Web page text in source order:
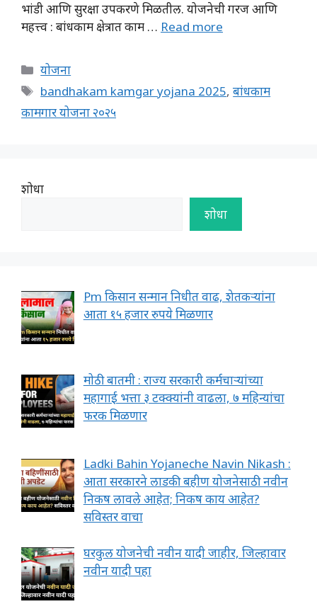
भांडी आणि सुरक्षा उपकरणे मिळतील. योजनेची गरज आणि
महत्त्व : बांधकाम क्षेत्रात काम … Read more
Categories
योजना
Tags
bandhakam kamgar yojana 2025,बांधकाम
कामगार योजना २०२५
शोधा
शोधा
Pm किसान सन्मान निधीत वाढ, शेतकऱ्यांना
आता १५ हजार रुपये मिळणार
मोठी बातमी : राज्य सरकारी कर्मचाऱ्यांच्या
महागाई भत्ता ३ टक्क्यांनी वाढला, ७ महिन्यांचा
फरक मिळणार
Ladki Bahin Yojaneche Navin Nikash :
आता सरकारने लाडकी बहीण योजनेसाठी नवीन
निकष लावले आहेत; निकष काय आहेत?
सविस्तर वाचा
घरकुल योजनेची नवीन यादी जाहीर, जिल्हावार
नवीन यादी पहा